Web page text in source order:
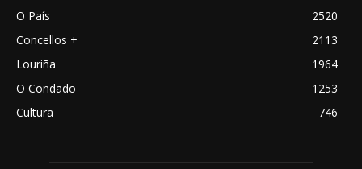
O País
2520
Concellos +
2113
Louriña
1964
O Condado
1253
Cultura
746